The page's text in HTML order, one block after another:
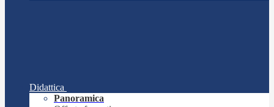
Didattica
Panoramica